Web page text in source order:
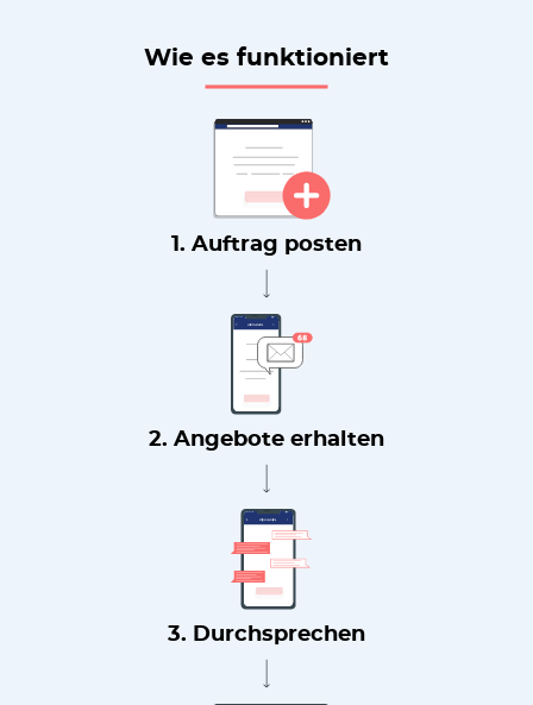
Wie es funktioniert
1. Auftrag posten
2. Angebote erhalten
3. Durchsprechen